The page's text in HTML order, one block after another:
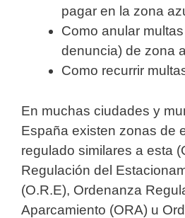
pagar en la zona
Como anular
denuncia) de zona
Como recurrir
En muchas ciudades y
España existen zonas de
regulado similares a esta
Regulación del
(O.R.E), Ordenanza
Aparcamiento (ORA) u